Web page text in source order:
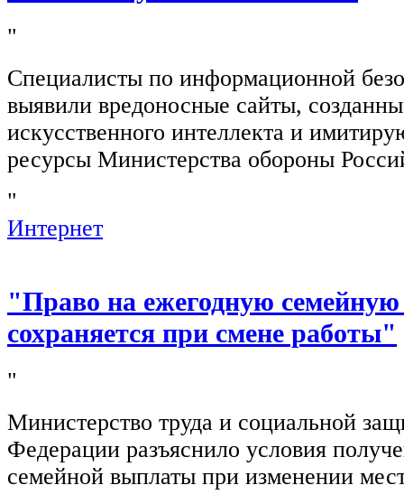
"
Специалисты по информационной
выявили вредоносные сайты,
искусственного интеллекта и
ресурсы Министерства обороны
"
Интернет
"Право на ежегодную
сохраняется при смене работы"
"
Министерство труда и социальной
Федерации разъяснило условия
семейной выплаты при изменении